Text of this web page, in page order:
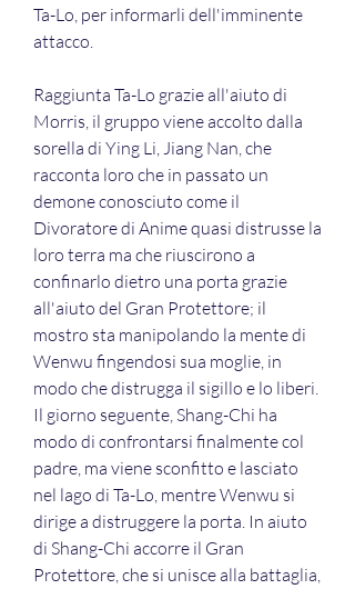
Ta-Lo, per informarli dell'imminente
attacco.
Raggiunta Ta-Lo grazie all'aiuto di
Morris, il gruppo viene accolto dalla
sorella di Ying Li, Jiang Nan, che
racconta loro che in passato un
demone conosciuto come il
Divoratore di Anime quasi distrusse la
loro terra ma che riuscirono a
confinarlo dietro una porta grazie
all'aiuto del Gran Protettore; il
mostro sta manipolando la mente di
Wenwu fingendosi sua moglie, in
modo che distrugga il sigillo e lo liberi.
Il giorno seguente, Shang-Chi ha
modo di confrontarsi finalmente col
padre, ma viene sconfitto e lasciato
nel lago di Ta-Lo, mentre Wenwu si
dirige a distruggere la porta. In aiuto
di Shang-Chi accorre il Gran
Protettore, che si unisce alla battaglia,